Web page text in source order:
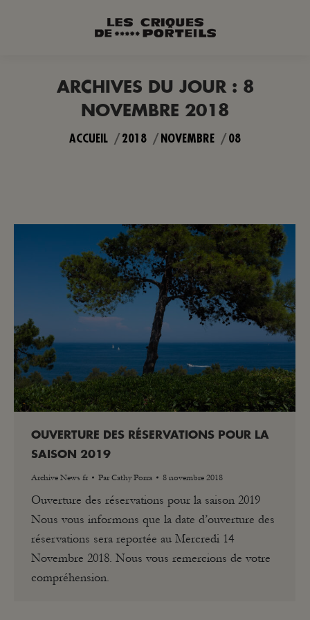
ARCHIVES DU JOUR : 8
NOVEMBRE 2018
Vous êtes ici :
ACCUEIL 2018 NOVEMBRE 08
OUVERTURE DES RÉSERVATIONS POUR LA
SAISON 2019
Archive News fr Par Cathy Porra 8 novembre 2018
Ouverture des réservations pour la saison 2019
Nous vous informons que la date d’ouverture des
réservations sera reportée au Mercredi 14
Novembre 2018. Nous vous remercions de votre
compréhension.